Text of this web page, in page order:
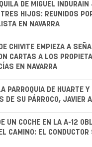
DE MIGUEL
HIJOS: REUNIDOS
EN NAVARRA
CHIVITE EMPIEZA A
CARTAS A LOS
EN NAVARRA
PARROQUIA DE HUARTE Y
DE SU PÁRROCO, JAVIER
UN COCHE EN LA A-12
CAMINO: EL